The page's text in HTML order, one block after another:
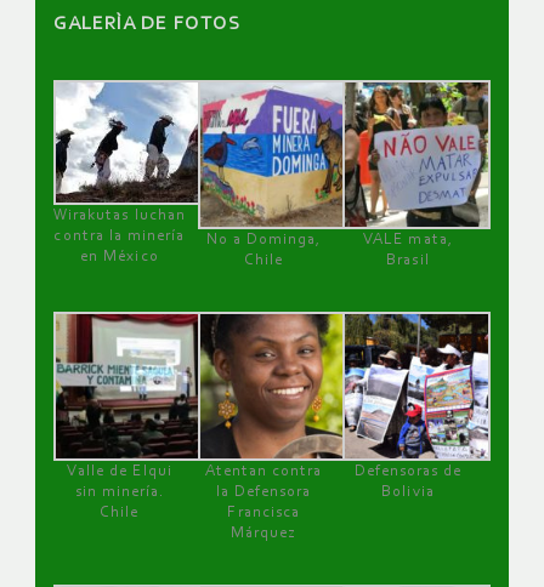
GALERÌA DE FOTOS
Wirakutas luchan
contra la minería
en México
No a Dominga,
Chile
VALE mata,
Brasil
Valle de Elqui
sin minería.
Chile
Atentan contra
la Defensora
Francisca
Márquez
Defensoras de
Bolivia